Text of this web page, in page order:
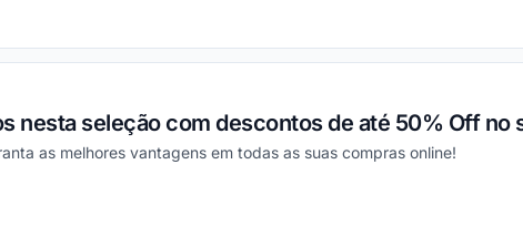
nesta seleção com descontos de até 50% Off no
as melhores vantagens em todas as suas compras online!